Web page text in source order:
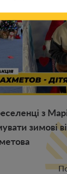
з
зимові